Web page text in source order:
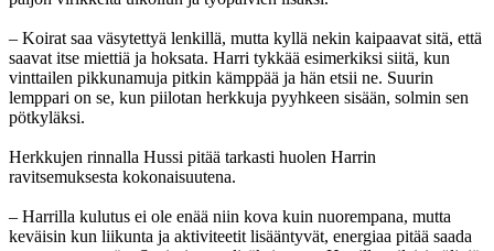
– Koirat saa väsytettyä lenkillä, mutta kyllä nekin kaipaavat sitä, että
saavat itse miettiä ja hoksata. Harri tykkää esimerkiksi siitä, kun
vinttailen pikkunamuja pitkin kämppää ja hän etsii ne. Suurin
lemppari on se, kun piilotan herkkuja pyyhkeen sisään, solmin sen
pötkyläksi.
Herkkujen rinnalla Hussi pitää tarkasti huolen Harrin
ravitsemuksesta kokonaisuutena.
– Harrilla kulutus ei ole enää niin kova kuin nuorempana, mutta
keväisin kun liikunta ja aktiviteetit lisääntyvät, energiaa pitää saada